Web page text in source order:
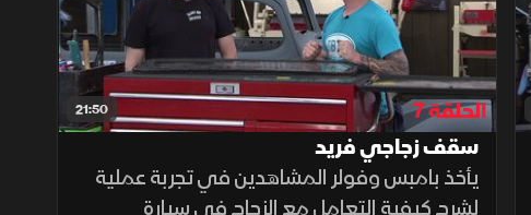
21:50
الحلقة 7
سقف زجاجي فريد
يأخذ بامبس وفولر المشاهدين في تجربة عملية